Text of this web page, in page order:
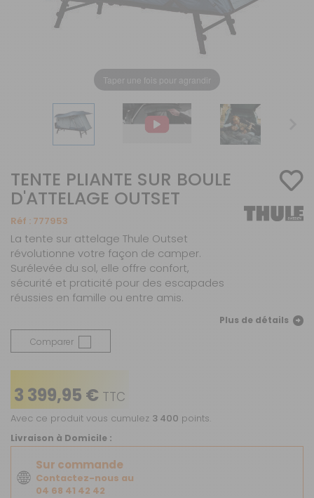
Taper une fois pour agrandir
TENTE PLIANTE SUR BOULE
D'ATTELAGE OUTSET
Réf : 777953
La tente sur attelage Thule Outset
révolutionne votre façon de camper.
Surélevée du sol, elle offre confort,
sécurité et praticité pour des escapades
réussies en famille ou entre amis.
Plus de détails
Comparer
3 399,95 € TTC
Avec ce produit vous cumulez 3 400 points.
Livraison à Domicile :
Sur commande
Contactez-nous au
04 68 41 42 42